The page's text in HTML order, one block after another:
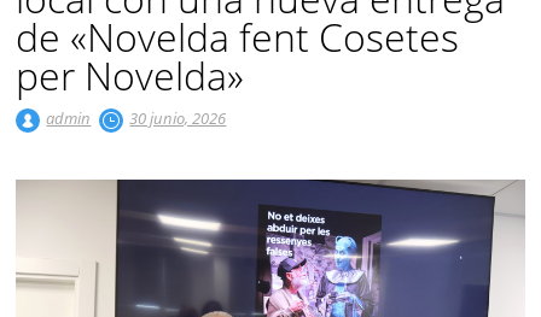
de «Novelda fent Cosetes
per Novelda»
admin 30 junio, 2026